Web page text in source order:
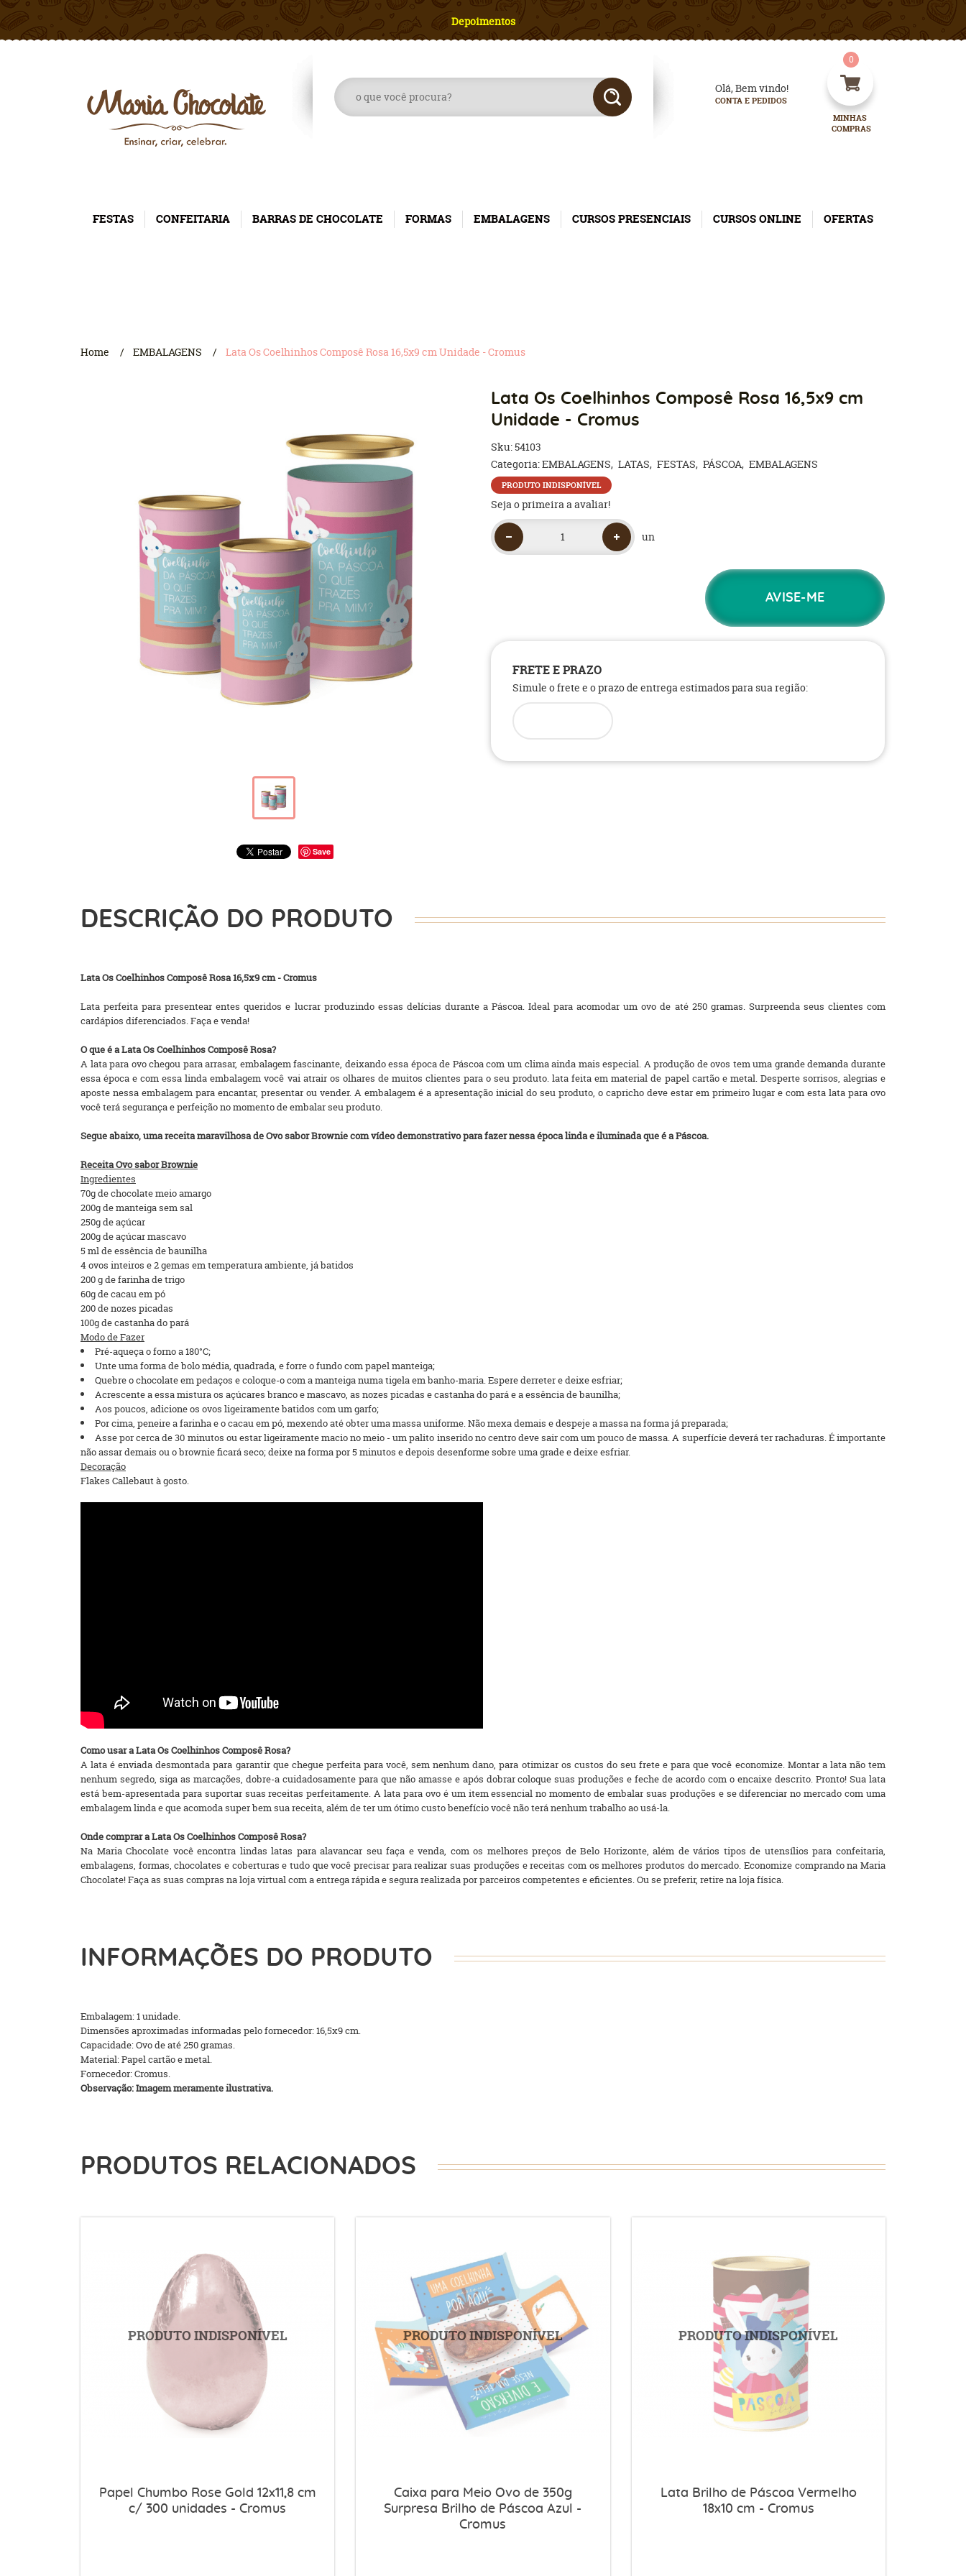
Depoimentos
Olá, Bem vindo!
CONTA E PEDIDOS
MINHAS
COMPRAS
0
FESTAS CONFEITARIA BARRAS DE CHOCOLATE FORMAS EMBALAGENS CURSOS PRESENCIAIS CURSOS ONLINE OFERTAS
Home EMBALAGENS Lata Os Coelhinhos Composê Rosa 16,5x9 cm Unidade - Cromus
Save
Lata Os Coelhinhos Composê Rosa 16,5x9 cm
Unidade - Cromus
Sku:54103
Categoria:EMBALAGENS LATAS FESTAS PÁSCOA EMBALAGENS
PRODUTO INDISPONÍVEL
Seja o primeira a avaliar!
un
AVISE-ME
FRETE E PRAZO
Simule o frete e o prazo de entrega estimados para sua região:
DESCRIÇÃO DO PRODUTO
Lata Os Coelhinhos Composê Rosa 16,5x9 cm - Cromus
Lata perfeita para presentear entes queridos e lucrar produzindo essas delícias durante a Páscoa. Ideal para acomodar um ovo de até 250 gramas. Surpreenda seus clientes com
cardápios diferenciados. Faça e venda!
O que é a Lata Os Coelhinhos Composê Rosa?
A lata para ovo chegou para arrasar, embalagem fascinante, deixando essa época de Páscoa com um clima ainda mais especial. A produção de ovos tem uma grande demanda durante
essa época e com essa linda embalagem você vai atrair os olhares de muitos clientes para o seu produto. lata feita em material de papel cartão e metal. Desperte sorrisos, alegrias e
aposte nessa embalagem para encantar, presentar ou vender. A embalagem é a apresentação inicial do seu produto, o capricho deve estar em primeiro lugar e com esta lata para ovo
você terá segurança e perfeição no momento de embalar seu produto.
Segue abaixo, uma receita maravilhosa de Ovo sabor Brownie com vídeo demonstrativo para fazer nessa época linda e iluminada que é a Páscoa.
Receita Ovo sabor Brownie
Ingredientes
70g de chocolate meio amargo
200g de manteiga sem sal
250g de açúcar
200g de açúcar mascavo
5 ml de essência de baunilha
4 ovos inteiros e 2 gemas em temperatura ambiente, já batidos
200 g de farinha de trigo
60g de cacau em pó
200 de nozes picadas
100g de castanha do pará
Modo de Fazer
Pré-aqueça o forno a 180°C;
Unte uma forma de bolo média, quadrada, e forre o fundo com papel manteiga;
Quebre o chocolate em pedaços e coloque-o com a manteiga numa tigela em banho-maria. Espere derreter e deixe esfriar;
Acrescente a essa mistura os açúcares branco e mascavo, as nozes picadas e castanha do pará e a essência de baunilha;
Aos poucos, adicione os ovos ligeiramente batidos com um garfo;
Por cima, peneire a farinha e o cacau em pó, mexendo até obter uma massa uniforme. Não mexa demais e despeje a massa na forma já preparada;
Asse por cerca de 30 minutos ou estar ligeiramente macio no meio - um palito inserido no centro deve sair com um pouco de massa. A superfície deverá ter rachaduras. É importante
não assar demais ou o brownie ficará seco; deixe na forma por 5 minutos e depois desenforme sobre uma grade e deixe esfriar.
Decoração
Flakes Callebaut à gosto.
Como usar a Lata Os Coelhinhos Composê Rosa?
A lata é enviada desmontada para garantir que chegue perfeita para você, sem nenhum dano, para otimizar os custos do seu frete e para que você economize. Montar a lata não tem
nenhum segredo, siga as marcações, dobre-a cuidadosamente para que não amasse e após dobrar coloque suas produções e feche de acordo com o encaixe descrito. Pronto! Sua lata
está bem-apresentada para suportar suas receitas perfeitamente. A lata para ovo é um item essencial no momento de embalar suas produções e se diferenciar no mercado com uma
embalagem linda e que acomoda super bem sua receita, além de ter um ótimo custo benefício você não terá nenhum trabalho ao usá-la.
Onde comprar a Lata Os Coelhinhos Composê Rosa?
Na Maria Chocolate você encontra lindas latas para alavancar seu faça e venda, com os melhores preços de Belo Horizonte, além de vários tipos de utensílios para confeitaria,
embalagens, formas, chocolates e coberturas e tudo que você precisar para realizar suas produções e receitas com os melhores produtos do mercado. Economize comprando na Maria
Chocolate! Faça as suas compras na loja virtual com a entrega rápida e segura realizada por parceiros competentes e eficientes. Ou se preferir, retire na loja física.
INFORMAÇÕES DO PRODUTO
Embalagem: 1 unidade.
Dimensões aproximadas informadas pelo fornecedor: 16,5x9 cm.
Capacidade: Ovo de até 250 gramas.
Material: Papel cartão e metal.
Fornecedor: Cromus.
Observação: Imagem meramente ilustrativa.
PRODUTOS RELACIONADOS
Papel Chumbo Rose Gold 12x11,8 cm
c/ 300 unidades - Cromus
Caixa para Meio Ovo de 350g
Surpresa Brilho de Páscoa Azul -
Cromus
Lata Brilho de Páscoa Vermelho
18x10 cm - Cromus